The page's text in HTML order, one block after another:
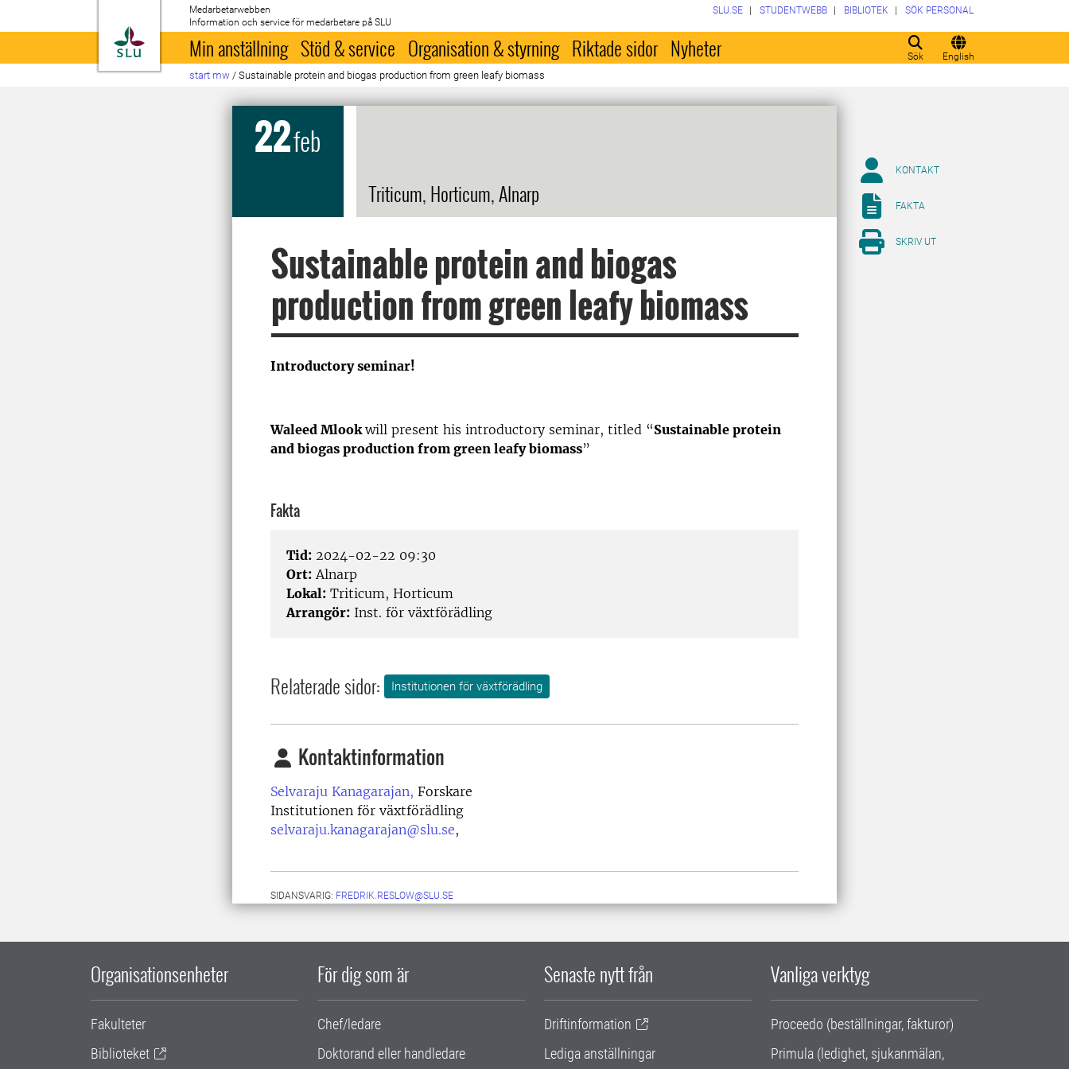
Till startsida
Medarbetarwebben
Information och service för medarbetare på SLU
Sök English
SLU.SE STUDENTWEBB BIBLIOTEK SÖK PERSONAL
Min anställning Stöd & service Organisation & styrning Riktade sidor Nyheter
start mw / Sustainable protein and biogas production from green leafy biomass
22feb
Triticum, Horticum, Alnarp
Sustainable protein and biogas
production from green leafy biomass
Introductory seminar!
Waleed Mlookwill present his introductory seminar, titled “Sustainable protein
and biogas production from green leafy biomass”
Fakta
Tid: 2024-02-22 09:30
Ort: Alnarp
Lokal: Triticum, Horticum
Arrangör: Inst. för växtförädling
Relaterade sidor: Institutionen för växtförädling
Kontaktinformation
Selvaraju Kanagarajan, Forskare
Institutionen för växtförädling
selvaraju.kanagarajan@slu.se,
SIDANSVARIG: FREDRIK.RESLOW@SLU.SE
KONTAKT
FAKTA
SKRIV UT
Organisationsenheter
Fakulteter
Biblioteket
För dig som är
Chef/ledare
Doktorand eller handledare
Senaste nytt från
Driftinformation
Lediga anställningar
Vanliga verktyg
Proceedo (beställningar, fakturor)
Primula (ledighet, sjukanmälan,